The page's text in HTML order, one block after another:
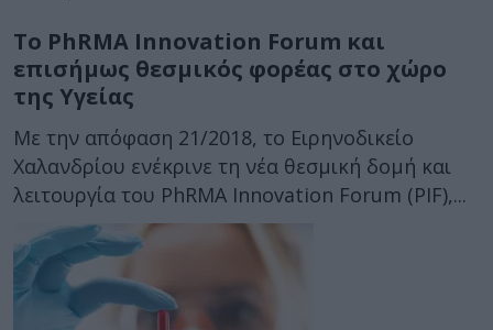
Το PhRMA Innovation Forum και
επισήμως θεσμικός φορέας στο χώρο
της Υγείας
Με την απόφαση 21/2018, το Ειρηνοδικείο
Χαλανδρίου ενέκρινε τη νέα θεσμική δομή και
λειτουργία του PhRMA Innovation Forum (PIF),...